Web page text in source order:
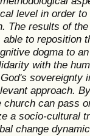
level in order
The results of
to reposition
dogma to
with the
sovereignty
approach.
can pass
a socio-cultural
change